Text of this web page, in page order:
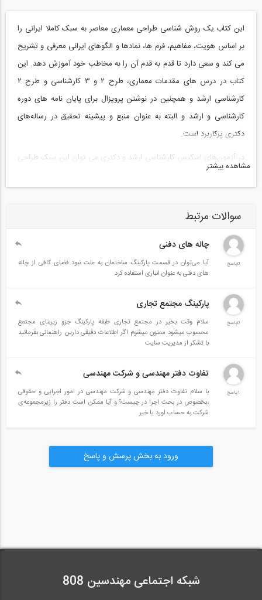
این کتاب یک روش شناسی طراحی معماری معاصر به سبک کاملا ایرانی را
بر اساس هویت، مفاهیم، فرم ها، نمادها و الگوهای ایرانی معرفی و تشریح
می کند و سعی دارد تا قدم به قدم آن را به مخاطب خود آموزش دهد. این
کتاب در درس های مقدمات معماری، طرح ۲ و ۳ کارشناسی و طرح ۲
کارشناسی ارشد و همچنین در نوشتن پروپزال برای پایان نامه های دوره
کارشناسی و ارشد و البته به عنوان منبع و پیشینه تحقیق در رساله‌های
دکتری پرکاربرد است.
در آزمون‌های اسکیس کارشناسی ارشد و دکتری می توان این سبک طراحی
تا فصل اقلیم‌شناسی معماری ایران به آن افزوده شود.
مشاهده بیشتر
سوالات مرتبط
0پاسخ
چاله های دفنی
آیا می‌توان در قسمت پارکینگ ساختمان به علت نبود فضای کافی از چاله
های دفنی به عنوان انباری استفاده کرد
0پاسخ
پارکینگ مجتمع تجاری
سلام وقت بخیر در مجتمع تجاری طبقه پارکینگ جزو زیربنای مجتمع
محسوب میشود ممنون میشوم اگر اطلاعات دقیقی دارین راهنمائی بفرمائید
با تشکر از مدیریت سایت
1پاسخ
تفاوت دفتر مهندسی و شرکت مهندسی
با سلام تفاوت دفتر مهندسی و شرکت مهندسی در امور اجرایی و حقوقی
،بخصوص در بحث اجرا در چیست؟ و آیا ممکن است دفتر را زیرمجموعه‌ی
شرکت به حساب اورد یا خیر
ورود به بخش پرسش و پاسخ
شبکه اجتماعی مهندسین 808